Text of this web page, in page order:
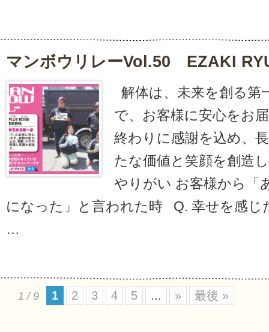
マンボウリレーvol.50 EZAKI
解体は、未来を創る第
で、お客様に安心をお
終わりに感謝を込め、
たな価値と笑顔を創造
やりがい お客様から「
になった」と言われた時 Q. 幸せを感じ
…
1 / 9 1 2 3 4 5 ... » 最後 »